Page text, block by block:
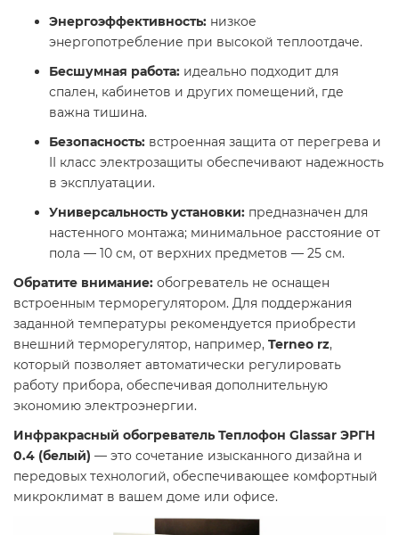
Энергоэффективность: низкое
энергопотребление при высокой теплоотдаче.​
Бесшумная работа: идеально подходит для
спален, кабинетов и других помещений, где
важна тишина.​
Безопасность: встроенная защита от перегрева и
II класс электрозащиты обеспечивают надежность
в эксплуатации.​
Универсальность установки: предназначен для
настенного монтажа; минимальное расстояние от
пола — 10 см, от верхних предметов — 25 см.​
Обратите внимание: обогреватель не оснащен
встроенным терморегулятором. Для поддержания
заданной температуры рекомендуется приобрести
внешний терморегулятор, например, Terneo rz,
который позволяет автоматически регулировать
работу прибора, обеспечивая дополнительную
экономию электроэнергии.​
Инфракрасный обогреватель Теплофон Glassar ЭРГН
0.4 (белый) — это сочетание изысканного дизайна и
передовых технологий, обеспечивающее комфортный
микроклимат в вашем доме или офисе.